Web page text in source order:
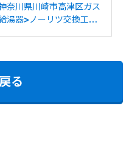
奈川県川崎市高津区ガス
湯器>ノーリツ交換工事
る